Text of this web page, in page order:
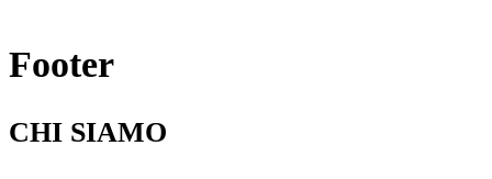
Footer
CHI SIAMO